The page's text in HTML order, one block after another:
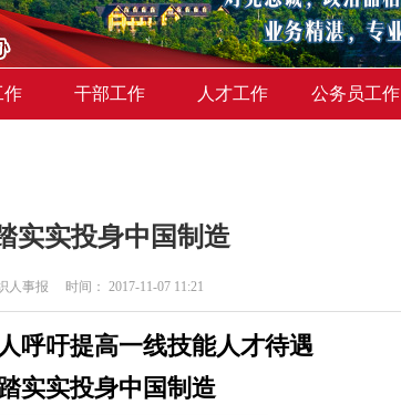
作 干部工作 人才工作 公务员工作
实实投身中国制造
人事报 时间： 2017-11-07 11:21
呼吁提高一线技能人才待遇
实实投身中国制造